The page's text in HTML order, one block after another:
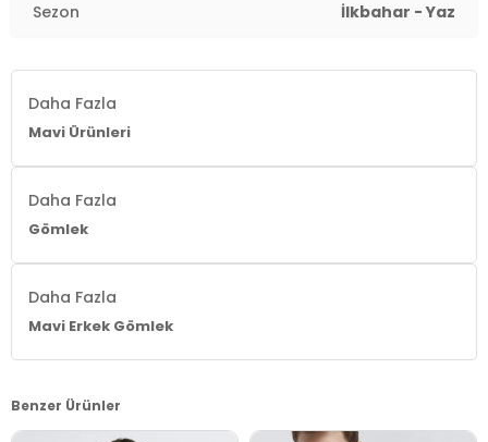
Sezon İlkbahar - Yaz
Daha Fazla
Mavi Ürünleri
Daha Fazla
Gömlek
Daha Fazla
Mavi Erkek Gömlek
Benzer Ürünler